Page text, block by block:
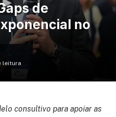
de
no
leitura
consultivo para apoiar as